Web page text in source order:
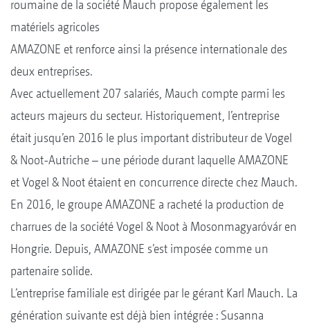
roumaine de la société Mauch propose également les
matériels agricoles
AMAZONE et renforce ainsi la présence internationale des
deux entreprises.
Avec actuellement 207 salariés, Mauch compte parmi les
acteurs majeurs du secteur. Historiquement, l’entreprise
était jusqu’en 2016 le plus important distributeur de Vogel
& Noot-Autriche – une période durant laquelle AMAZONE
et Vogel & Noot étaient en concurrence directe chez Mauch.
En 2016, le groupe AMAZONE a racheté la production de
charrues de la société Vogel & Noot à Mosonmagyaróvár en
Hongrie. Depuis, AMAZONE s’est imposée comme un
partenaire solide.
L’entreprise familiale est dirigée par le gérant Karl Mauch. La
génération suivante est déjà bien intégrée : Susanna